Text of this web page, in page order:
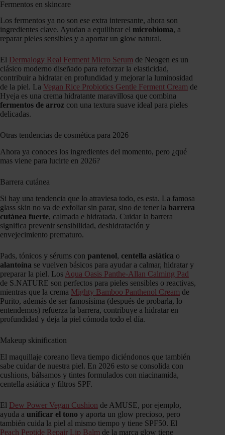
Fermentos en skincare
Los fermentos ya no son ese extra interesante, ahora son
ingredientes clave. Ayudan a equilibrar el microbioma, a
reparar pieles sensibles y a aportar un glow natural.
El Dermalogy Real Ferment Micro Serum de Neogen es un
clásico moderno diseñado para reforzar la elasticidad,
contribuir a hidratar en profundidad y mejorar la luminosidad
de la piel. La Vegan Rice Probiotics Gentle Ferment Cream de
Hyeja es una crema hidratante maravillosa que combina
fermentos de arroz con una textura suave ideal para pieles
delicadas.
Otras tendencias de cosmética para 2026
Ahora ya conoces los ingredientes del momento, pero ¿qué
mas viene para lucirte en 2026?
Barrera cutánea
Si hay una tendencia que lo atraviesa todo, es esta. La famosa
glass skin no va de exfoliar sin parar, sino de tener la barrera
cutánea fuerte, calmada e hidratada. Cuidar la barrera
significa prevenir sensibilidad, deshidratación y
envejecimiento prematuro.
Pads, tónicos y sérums con pantenol, centella asiática o
alantoína se vuelven básicos para ayudar a calmar, hidratar y
preparar la piel. Los Aqua Oasis Panthe-Allan Calming Pad
de S.NATURE son perfectos para pieles sensibles o reactivas,
mientras que la crema Mighty Bamboo Panthenol Cream de
Purito, además de ser famosísima (después de probarla, lo
entendemos) refuerza la barrera, contribuye a hidratar en
profundidad y deja la piel cómoda todo el día.
Makeup skinification
El maquillaje coreano lleva tiempo diciéndonos que también
sabe cuidar de nuestra piel. En 2026 esto se consolida con
cushions, bálsamos y tintes formulados con niacinamida,
centella asiática y filtros SPF.
El Dew Power Vegan Cushion de AMUSE, por ejemplo,
ayuda a unificar el tono y aporta un glow precioso, pero
también cuida la piel al mismo tiempo y tiene SPF50. El
Peach Peptide Repair Lip Balm de la marca glow tiene